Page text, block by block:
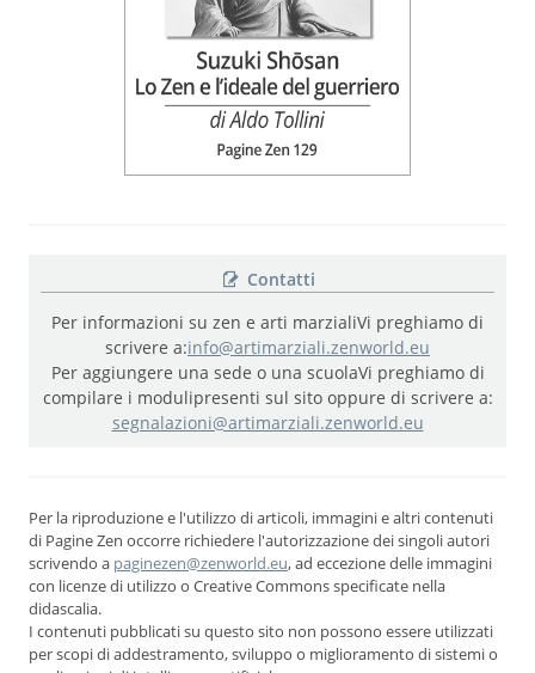
Contatti
Per informazioni su zen e arti marzialiVi preghiamo di
scrivere a:info@artimarziali.zenworld.eu
Per aggiungere una sede o una scuolaVi preghiamo di
compilare i modulipresenti sul sito oppure di scrivere a:
segnalazioni@artimarziali.zenworld.eu
Per la riproduzione e l'utilizzo di articoli, immagini e altri contenuti
di Pagine Zen occorre richiedere l'autorizzazione dei singoli autori
scrivendo a paginezen@zenworld.eu, ad eccezione delle immagini
con licenze di utilizzo o Creative Commons specificate nella
didascalia.
I contenuti pubblicati su questo sito non possono essere utilizzati
per scopi di addestramento, sviluppo o miglioramento di sistemi o